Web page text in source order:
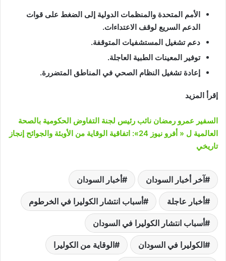
الأمم المتحدة والمنظمات الدولية إلى الضغط على قوات
الدعم السريع لوقف الاعتداءات.
دعم تشغيل المستشفيات المتوقفة.
توفير المعينات الطبية العاجلة.
إعادة تشغيل النظام الصحي في المناطق المتضررة.
إقرأ المزيد
السفير عمرو رمضان نائب رئيس لجنة التفاوض الحكومية بالصحة
العالمية ل « أفرو نيوز 24»: اتفاقية الوقاية من الأوبئة والجوائح إنجاز
تاريخي
آخر أخبار السودان أخبار السودان
أخبار عاجلة أسباب انتشار الكوليرا في الخرطوم
أسباب انتشار الكوليرا في السودان
الكوليرا في السودان الوقاية من الكوليرا